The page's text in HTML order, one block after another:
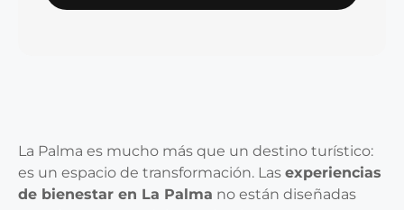
La Palma es mucho más que un destino turístico:
es un espacio de transformación. Las experiencias
de bienestar en La Palma no están diseñadas